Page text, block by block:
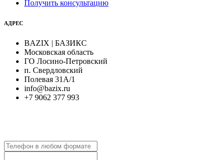
Получить консультацию
АДРЕС
BAZIX | БАЗИКС
Московская область
ГО Лосино-Петровский
п. Свердловский
Полевая 31А/1
info@bazix.ru
+7 9062 377 993